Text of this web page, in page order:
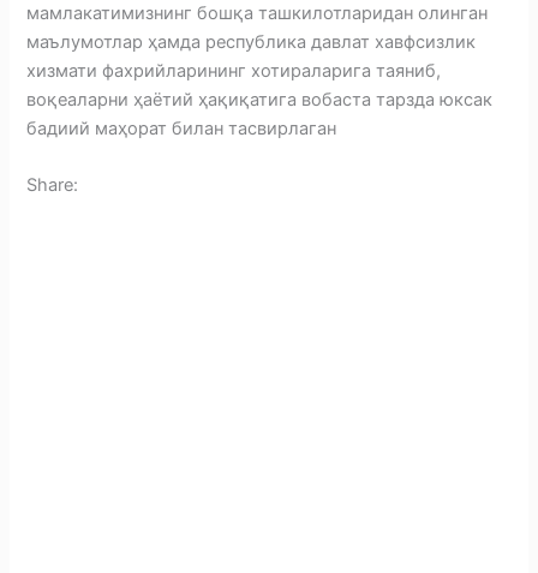
мамлакатимизнинг бошқа ташкилотларидан олинган
маълумотлар ҳамда республика давлат хавфсизлик
хизмати фахрийларининг хотираларига таяниб,
воқеаларни ҳаётий ҳақиқатига вобаста тарзда юксак
бадиий маҳорат билан тасвирлаган
Share: